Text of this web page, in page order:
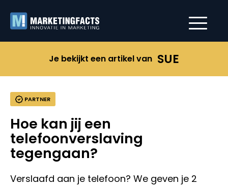
Je bekijkt een artikel van SUE
PARTNER
Hoe kan jij een
telefoonverslaving
tegengaan?
Verslaafd aan je telefoon? We geven je 2